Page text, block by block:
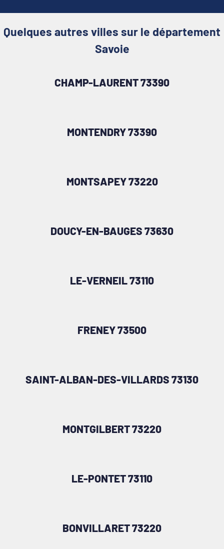
Quelques autres villes sur le département
Savoie
CHAMP-LAURENT 73390
MONTENDRY 73390
MONTSAPEY 73220
DOUCY-EN-BAUGES 73630
LE-VERNEIL 73110
FRENEY 73500
SAINT-ALBAN-DES-VILLARDS 73130
MONTGILBERT 73220
LE-PONTET 73110
BONVILLARET 73220